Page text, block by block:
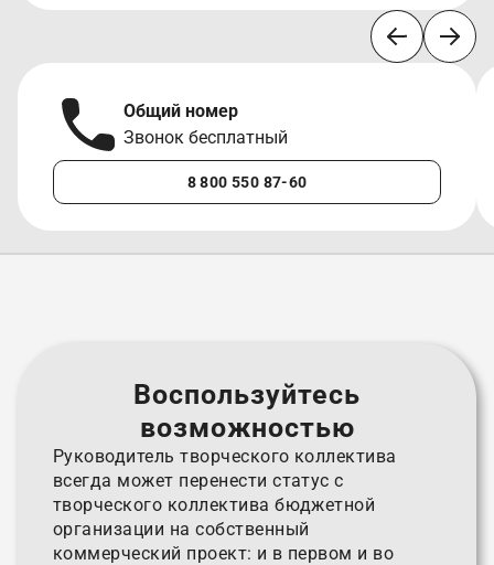
Общий номер
Звонок бесплатный
8 800 550 87-60
Воспользуйтесь
возможностью
Руководитель творческого коллектива
всегда может перенести статус с
творческого коллектива бюджетной
организации на собственный
коммерческий проект: и в первом и во